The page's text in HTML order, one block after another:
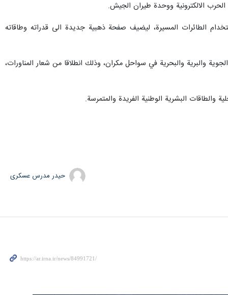
الطائرات المسيرة، ليضيف صفحة ذهبية جديدة الى قدراته وطاقاته
والبرية والبحرية في سواحل مكران، وذلك انطلاقا من شعار المناورات،
حیدر مدرس عسکری